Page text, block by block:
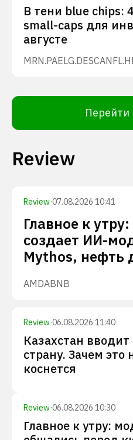
В тени blue chips:
small-caps для
августе
MRN.PAELG.DE
Перейти
Review
Review·07.08.2026 10:41
Главное к
создает ИИ-
Mythos, нефть
AMDABNB
Review·06.08.2026 11:40
Казахстан
страну. Зачем это
коснется
Review·06.08.2026 10:30
Главное к утру: